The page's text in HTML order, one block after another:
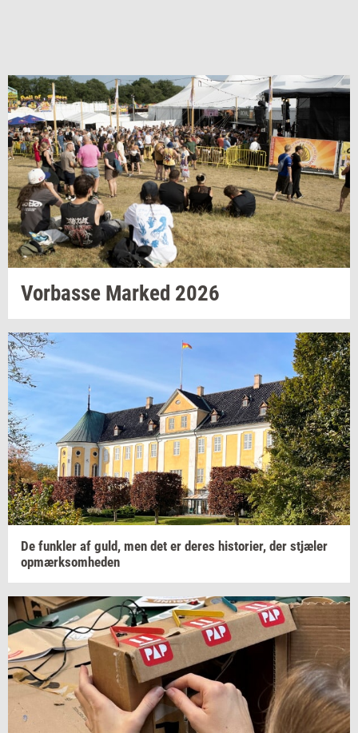
Vor­bas­se Mar­ked 2026
De funk­ler af guld, men det er deres hi­sto­ri­er, der stjæ­ler
op­mærk­som­he­den